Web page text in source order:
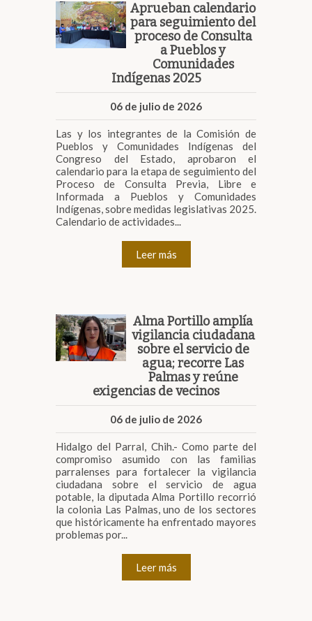
Aprueban calendario
para seguimiento del
proceso de Consulta
a Pueblos y
Comunidades
Indígenas 2025
06 de julio de 2026
Las y los integrantes de la Comisión de
Pueblos y Comunidades Indígenas del
Congreso del Estado, aprobaron el
calendario para la etapa de seguimiento del
Proceso de Consulta Previa, Libre e
Informada a Pueblos y Comunidades
Indígenas, sobre medidas legislativas 2025.
Calendario de actividades...
Leer más
Alma Portillo amplía
vigilancia ciudadana
sobre el servicio de
agua; recorre Las
Palmas y reúne
exigencias de vecinos
06 de julio de 2026
Hidalgo del Parral, Chih.- Como parte del
compromiso asumido con las familias
parralenses para fortalecer la vigilancia
ciudadana sobre el servicio de agua
potable, la diputada Alma Portillo recorrió
la colonia Las Palmas, uno de los sectores
que históricamente ha enfrentado mayores
problemas por...
Leer más